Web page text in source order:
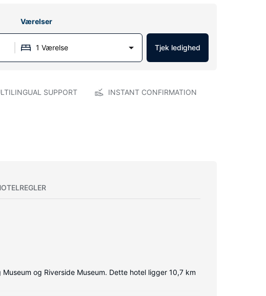
Værelser
1 Værelse Tjek ledighed
SUPPORT INSTANT CONFIRMATION
og Riverside Museum. Dette hotel ligger 10,7 km